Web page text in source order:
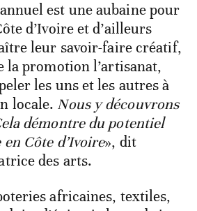
est une aubaine pour
d’Ivoire et d’ailleurs
leur savoir-faire créatif,
la promotion l’artisanat,
les uns et les autres à
locale. Nous y découvrons
démontre du potentiel
Côte d’Ivoire», dit
des arts.
africaines, textiles,